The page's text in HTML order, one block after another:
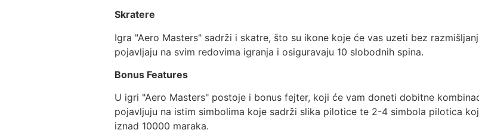
Skratere
Igra "Aero Masters" sadrži i skatre, što su ikone koje će vas uzeti bez
pojavljaju na svim redovima igranja i osiguravaju 10 slobodnih spina.
Bonus Features
U igri "Aero Masters" postoje i bonus fejter, koji će vam doneti dobitne
pojavljuju na istim simbolima koje sadrži slika pilotice te 2-4 simbola pilotica
iznad 10000 maraka.